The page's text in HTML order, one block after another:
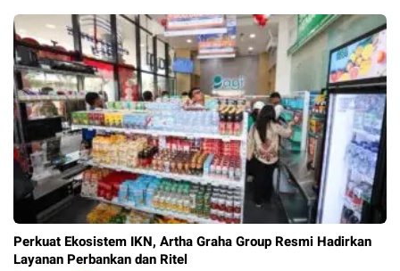
Perkuat Ekosistem IKN, Artha Graha Group Resmi Hadirkan
Layanan Perbankan dan Ritel